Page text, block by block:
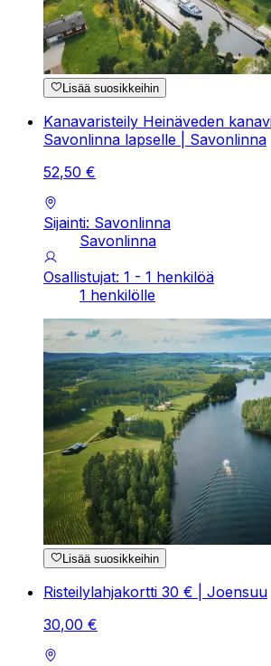
Lisää suosikkeihin
Kanavaristeily Heinäveden
Savonlinna lapselle | Savonlinna
52,50 €
Sijainti: Savonlinna
Savonlinna
Osallistujat: 1 - 1 henkilöä
1 henkilölle
Lisää suosikkeihin
Risteilylahjakortti 30 € | Joensuu
30,00 €